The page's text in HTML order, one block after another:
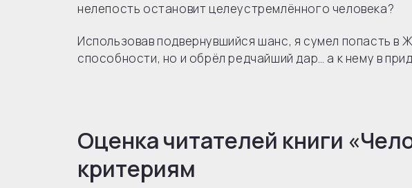
нелепость остановит целеустремлённого человека?
Использовав подвернувшийся шанс, я сумел попасть в
способности, но и обрёл редчайший дар… а к нему в
Оценка читателей книги «
критериям